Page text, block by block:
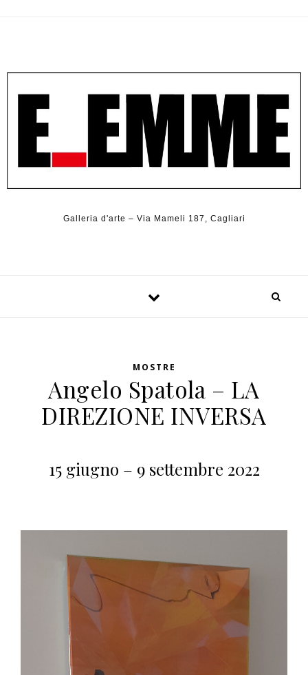
Galleria d'arte – Via Mameli 187, Cagliari
MOSTRE
Angelo Spatola – LA
DIREZIONE INVERSA
15 giugno – 9 settembre 2022